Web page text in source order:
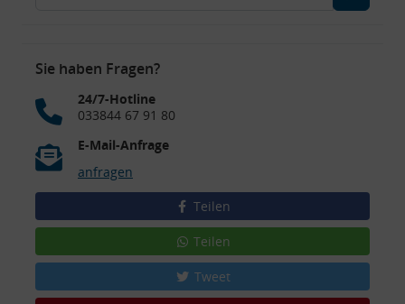
Sie haben Fragen?
24/7-Hotline
033844 67 91 80
E-Mail-Anfrage
anfragen
Teilen
Teilen
Tweet